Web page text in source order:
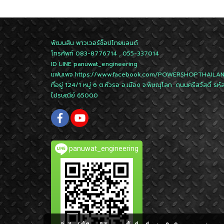
พัฒนสิน พาวเวอร์ช็อปไทยแลนด์
โทรศัพท์ 083-8776714 , 055-337014
ID LINEpanuwat_engineering
แฟนเพจhttps://www.facebook.com/
ที่อยู่ 124/1 หมู่ 6 ต.หัวรอ อ.เมือง จ.พิษณุโลก ถนนศรีสวัสดิ์ รหั
ไปรษณีย์ 65000
panuwat_engineering